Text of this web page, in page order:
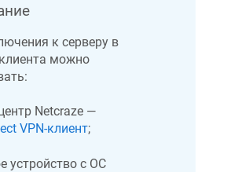
к серверу в
можно
Netcraze —
VPN-клиент;
устройство с ОС